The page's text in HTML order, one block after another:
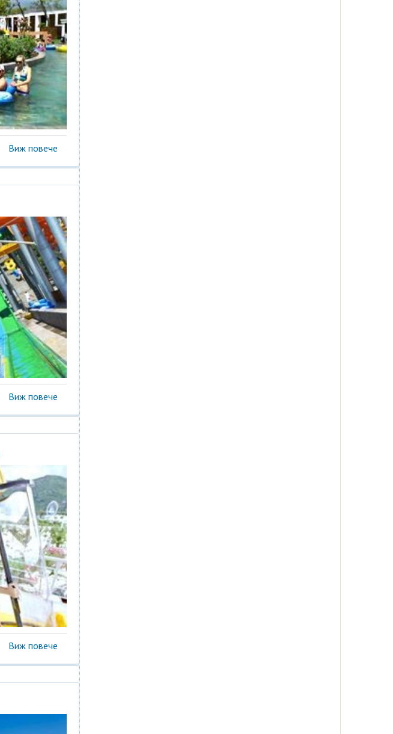
Виж повече
Виж повече
Виж повече